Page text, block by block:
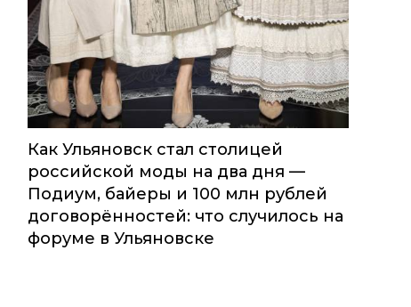
Как Ульяновск стал столицей
российской моды на два дня —
Подиум, байеры и 100 млн рублей
договорённостей: что случилось на
форуме в Ульяновске